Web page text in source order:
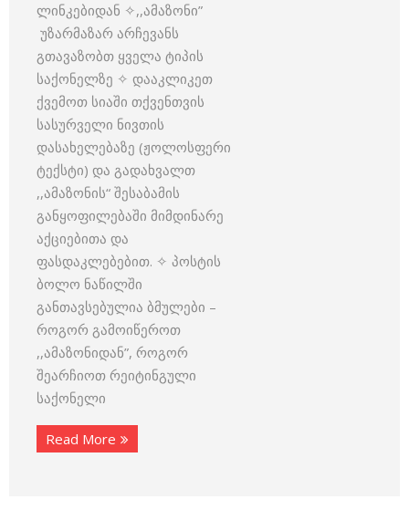
ლინკებიდან ✧,,ამაზონი”
უზარმაზარ არჩევანს
გთავაზობთ ყველა ტიპის
საქონელზე ✧ დააკლიკეთ
ქვემოთ სიაში თქვენთვის
სასურველი ნივთის
დასახელებაზე (ჟოლოსფერი
ტექსტი) და გადახვალთ
,,ამაზონის“ შესაბამის
განყოფილებაში მიმდინარე
აქციებითა და
ფასდაკლებებით. ✧ პოსტის
ბოლო ნაწილში
განთავსებულია ბმულები –
როგორ გამოიწეროთ
,,ამაზონიდან”, როგორ
შეარჩიოთ რეიტინგული
საქონელი
Read More